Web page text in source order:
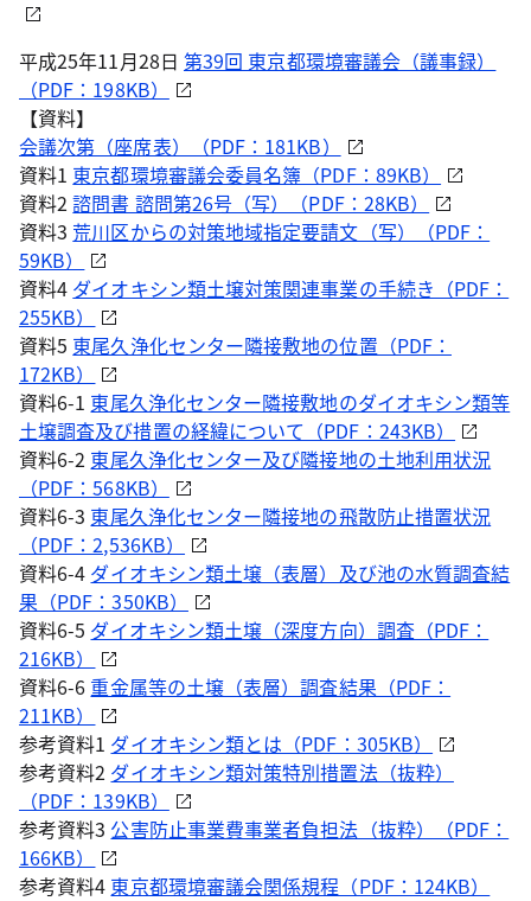
平成25年11月28日 第39回 東京都環境審議会（議事録）
（PDF：198KB）
【資料】
会議次第（座席表）（PDF：181KB）
資料1 東京都環境審議会委員名簿（PDF：89KB）
資料2諮問書 諮問第26号（写）（PDF：28KB）
資料3 荒川区からの対策地域指定要請文（写）（PDF：
59KB）
資料4 ダイオキシン類土壌対策関連事業の手続き（PDF：
255KB）
資料5 東尾久浄化センター隣接敷地の位置（PDF：
172KB）
資料6-1 東尾久浄化センター隣接敷地のダイオキシン類等
土壌調査及び措置の経緯について（PDF：243KB）
資料6-2 東尾久浄化センター及び隣接地の土地利用状況
（PDF：568KB）
資料6-3 東尾久浄化センター隣接地の飛散防止措置状況
（PDF：2,536KB）
資料6-4 ダイオキシン類土壌（表層）及び池の水質調査結
果（PDF：350KB）
資料6-5 ダイオキシン類土壌（深度方向）調査（PDF：
216KB）
資料6-6 重金属等の土壌（表層）調査結果（PDF：
211KB）
参考資料1 ダイオキシン類とは（PDF：305KB）
参考資料2 ダイオキシン類対策特別措置法（抜粋）
（PDF：139KB）
参考資料3 公害防止事業費事業者負担法（抜粋）（PDF：
166KB）
参考資料4 東京都環境審議会関係規程（PDF：124KB）